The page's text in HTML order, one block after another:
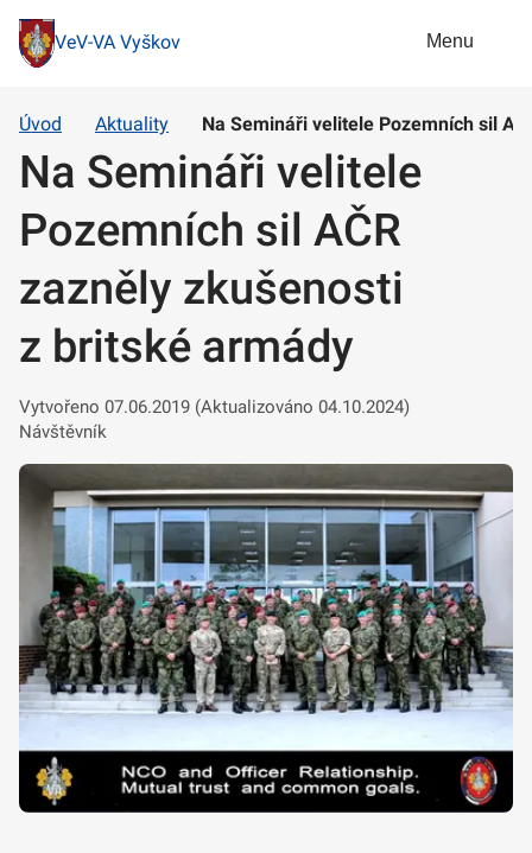
VeV-VA Vyškov Menu
Úvod Aktuality Na Semináři velitele Pozemních sil
Na Semináři velitele
Pozemních sil AČR
zazněly zkušenosti
z britské armády
Vytvořeno 07.06.2019 (Aktualizováno 04.10.2024)
Návštěvník